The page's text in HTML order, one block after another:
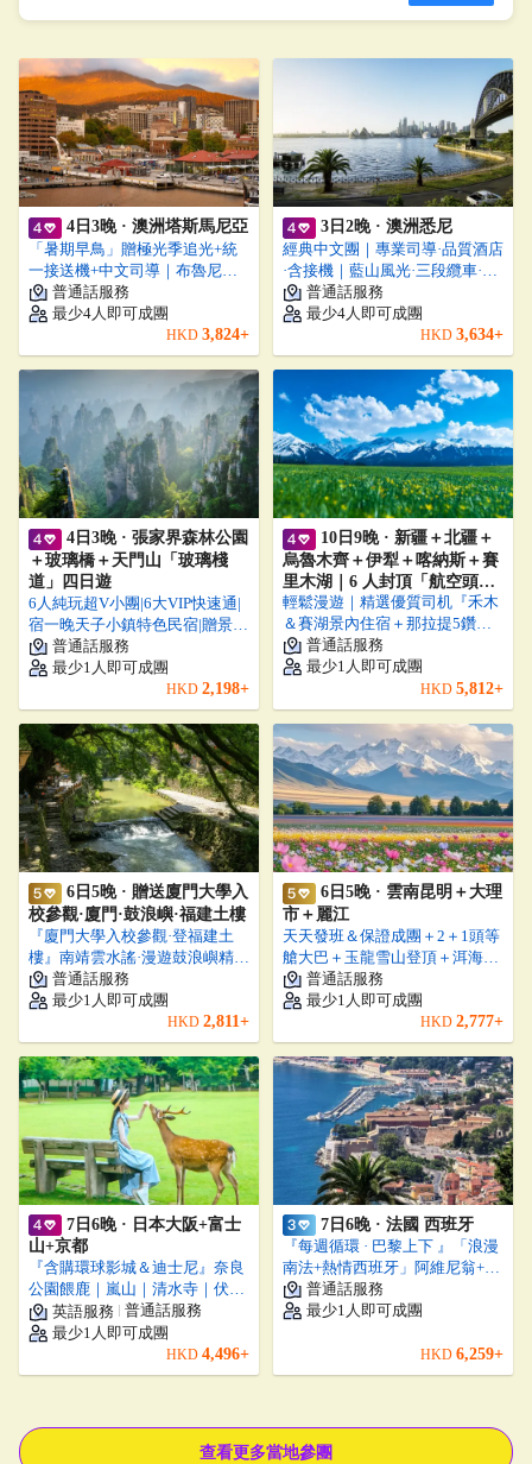
4日3晚 · 澳洲塔斯馬尼亞
「暑期早鳥」贈極光季追光+統
一接送機+中文司導｜布魯尼島
+亞瑟港+威靈頓山+酒杯灣
普通話服務
最少4 人即可成團
HKD 3,824+
3日2晚 · 澳洲悉尼
經典中文團｜專業司導·品質酒店
·含接機｜藍山風光·三段纜車·市
區地標普通話服務
最少4 人即可成團
HKD 3,634+
4日3晚 · 張家界森林公園
＋玻璃橋＋天門山「玻璃棧
道」四日遊
6人純玩超V小團|6大VIP快速通|
宿一晚天子小鎮特色民宿|贈景區
必乘小交通|贈72奇樓門票
普通話服務
最少1 人即可成團
HKD 2,198+
10日9晚 · 新疆＋北疆＋
烏魯木齊＋伊犁＋喀納斯＋賽
里木湖｜6 人封頂「航空頭等
艙座椅車型＆三大景區免換乘
＆賽湖禾木景區住宿」
輕鬆漫遊｜精選優質司机『禾木
＆賽湖景內住宿＋那拉提5鑽住
宿＋賽湖帆船體驗＋24H專車接
送＋獨庫公路』全程充裕時間遊
覽：不購物、不車販、不設自費
加遊、真正享受純觀光旅遊
普通話服務
最少1 人即可成團
HKD 5,812+
6日5晚 · 贈送廈門大學入
校參觀·廈門·鼓浪嶼·福建土樓
『廈門大學入校參觀·登福建土
樓』南靖雲水謠·漫遊鼓浪嶼精緻
16人小團，全程入住國際五星品
牌飯店連住不換宿
普通話服務
最少1 人即可成團
HKD 2,811+
6日5晚 · 雲南昆明＋大理
市＋麗江
天天發班＆保證成團＋2＋1頭等
艙大巴＋玉龍雪山登頂＋洱海豪
華大遊船＋贈特色民族演出
普通話服務
最少1 人即可成團
HKD 2,777+
7日6晚 · 日本大阪+富士
山+京都
『含購環球影城＆迪士尼』奈良
公園餵鹿｜嵐山｜清水寺｜伏見
稻荷大社｜新幹線體驗｜富士山
下
英語服務 普通話服務
最少1 人即可成團
HKD 4,496+
7日6晚 · 法國 西班牙
『每週循環 · 巴黎上下 』「浪漫
南法+熱情西班牙」阿維尼翁+巴
塞隆拿+波爾多+香波堡
普通話服務
最少1 人即可成團
HKD 6,259+
查看更多當地參團